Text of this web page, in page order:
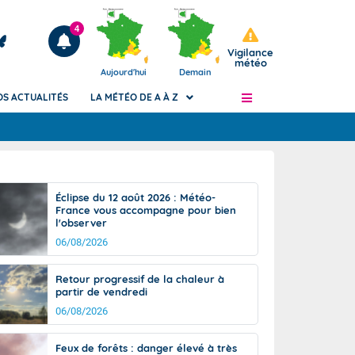
Articles
4
Aujourd'hui Demain
Vigilance
météo
de
Phénomènes dangereux de J+2 à J+7
Avertissement pluies intenses à l'échelle
des communes (Apic)
Bulletins Marine
Bulletins d'estimation du risque
d'avalanche
Météo des forêts
Vigicrues
ACTUALITÉS LA MÉTÉO DE A À Z
Éclipse du 12 août 2026 : Météo-
France vous accompagne pour bien
l'observer
06/08/2026
Retour progressif de la chaleur à
partir de vendredi
06/08/2026
Feux de forêts : danger élevé à très